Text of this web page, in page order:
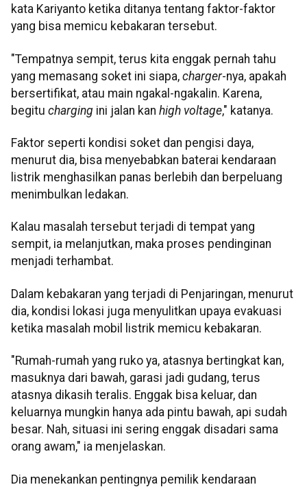
kata Kariyanto ketika ditanya tentang faktor-faktor
yang bisa memicu kebakaran tersebut.
"Tempatnya sempit, terus kita enggak pernah tahu
yang memasang soket ini siapa, charger-nya, apakah
bersertifikat, atau main ngakal-ngakalin. Karena,
begitu charging ini jalan kan high voltage," katanya.
Faktor seperti kondisi soket dan pengisi daya,
menurut dia, bisa menyebabkan baterai kendaraan
listrik menghasilkan panas berlebih dan berpeluang
menimbulkan ledakan.
Kalau masalah tersebut terjadi di tempat yang
sempit, ia melanjutkan, maka proses pendinginan
menjadi terhambat.
Dalam kebakaran yang terjadi di Penjaringan, menurut
dia, kondisi lokasi juga menyulitkan upaya evakuasi
ketika masalah mobil listrik memicu kebakaran.
"Rumah-rumah yang ruko ya, atasnya bertingkat kan,
masuknya dari bawah, garasi jadi gudang, terus
atasnya dikasih teralis. Enggak bisa keluar, dan
keluarnya mungkin hanya ada pintu bawah, api sudah
besar. Nah, situasi ini sering enggak disadari sama
orang awam," ia menjelaskan.
Dia menekankan pentingnya pemilik kendaraan